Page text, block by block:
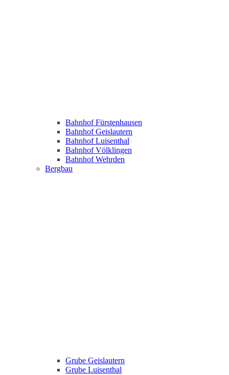
Bahnhof Fürstenhausen
Bahnhof Geislautern
Bahnhof Luisenthal
Bahnhof Völklingen
Bahnhof Wehrden
Bergbau
Grube Geislautern
Grube Luisenthal